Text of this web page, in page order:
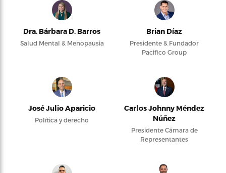
Dra. Bárbara D. Barros
Salud Mental & Menopausia
Brian Díaz
Presidente & Fundador
Pacifico Group
José Julio Aparicio
Política y derecho
Carlos Johnny Méndez
Núñez
Presidente Cámara de
Representantes